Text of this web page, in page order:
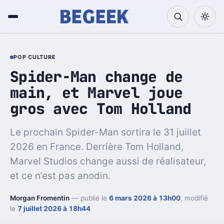
POP CULTURE
Spider-Man change de
main, et Marvel joue
gros avec Tom Holland
Le prochain Spider-Man sortira le 31 juillet
2026 en France. Derrière Tom Holland,
Marvel Studios change aussi de réalisateur,
et ce n’est pas anodin.
Morgan Fromentin — publié le 6 mars 2026 à 13h00, modifié
le 7 juillet 2026 à 18h44